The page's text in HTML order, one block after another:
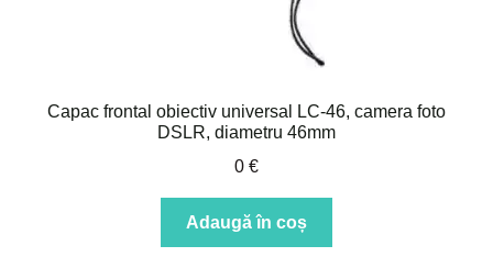
Capac frontal obiectiv universal LC-46, camera foto
DSLR, diametru 46mm
0 €
Adaugă în coș